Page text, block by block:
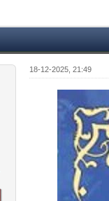
18-12-2025, 21:49